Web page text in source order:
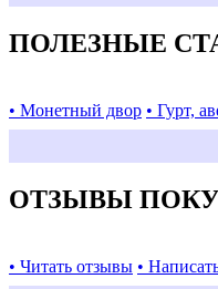
ПОЛЕЗНЫЕ
• Монетный двор • Гурт,
ОТЗЫВЫ
• Читать отзывы •